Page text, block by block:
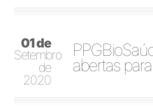
01 de
Setembro
de
2020
abertas